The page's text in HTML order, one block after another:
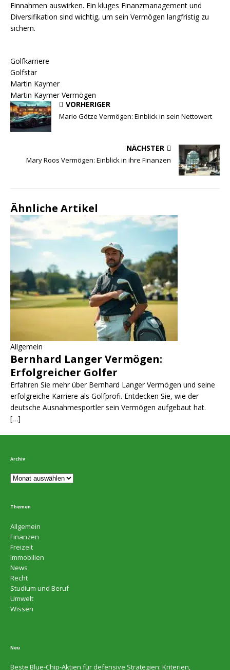
Einnahmen auswirken. Ein kluges Finanzmanagement und
Diversifikation sind wichtig, um sein Vermögen langfristig zu
sichern.
Golfkarriere
Golfstar
Martin Kaymer
Martin Kaymer Vermögen
VORHERIGER
Mario Götze Vermögen: Einblick in sein Nettowert
NÄCHSTER
Mary Roos Vermögen: Einblick in ihre Finanzen
Ähnliche Artikel
Allgemein
Bernhard Langer Vermögen:
Erfolgreicher Golfer
Erfahren Sie mehr über Bernhard Langer Vermögen und seine
erfolgreiche Karriere als Golfprofi. Entdecken Sie, wie der
deutsche Ausnahmesportler sein Vermögen aufgebaut hat.
[…]
Archiv
Themen
Allgemein
Finanzen
Freizeit
Immobilien
News
Recht
Studium und Beruf
Umwelt
Wissen
Neu
Beste Blue-Chip-Aktien für defensive Strategien: Kriterien,